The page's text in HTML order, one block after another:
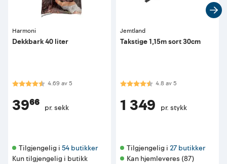
Harmoni
Dekkbark 40 liter
Karakter:4.7 av 5 mulige
4.69 av5
39⁶⁶ pr. sekk
Tilgjengelig i 54 butikker
Kun tilgjengelig i butikk
Jemtland
Takstige 1,15m sort 30cm
Karakter:4.8 av 5 mulige
4.8av5
1 349 pr. stykk
Tilgjengelig i 27 butikker
Kan hjemleveres (87)